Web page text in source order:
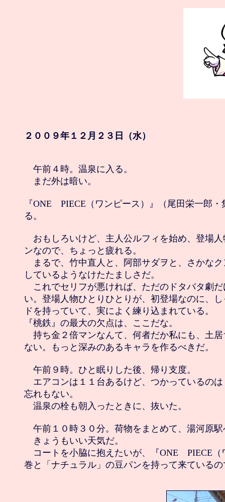
２００９年１２月２３日（水）
午前４時。温泉に入る。
まだ外は暗い。
『ONE　PIECE（ワンピース）』（尾田栄一郎
る。
おもしろいけど、主人公ルフィを始め、登場
ンなので、ちょっと疲れる。
まるで、竹中直人と、阿部サダヲと、さかな
しているようなけたたましさだ。
これでセリフが悪ければ、ただのドタバタ劇
い。登場人物ひとりひとりが、初登場なのに、
ドを持っていて、実によく練り込まれている。
『桃鉄』の最大の欠点は、ここだな。
持ち金２倍マンなんて、何者だか私にも、土
ない。もっと深みのあるキャラを作るべきだ。
午前９時。ひと眠りした後、帰り支度。
エアコンは１１台あるけど、つかっているの
忘れもない。
温泉の栓も朝入ったときに、抜いた。
午前１０時３０分。荷物をまとめて、湯河原駅
きょうもいい天気だ。
コートを小脇に抱えたいが、『ONE　PIECE（